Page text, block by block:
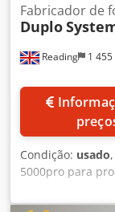
Reading 1
Fabricador de
Duplo
Condição: usado
5000pro para
3.436.444 Um
máquina nova